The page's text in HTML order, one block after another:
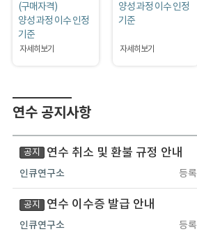
(구매자격)
양성 과정 이수 인정
기준
자세히보기
양성 과정 이수 인정
기준
자세히보기
연수 공지사항
공지 연수 취소 및 환불 규정 안내
인큐연구소 등록
공지 연수 이수증 발급 안내
인큐연구소 등록